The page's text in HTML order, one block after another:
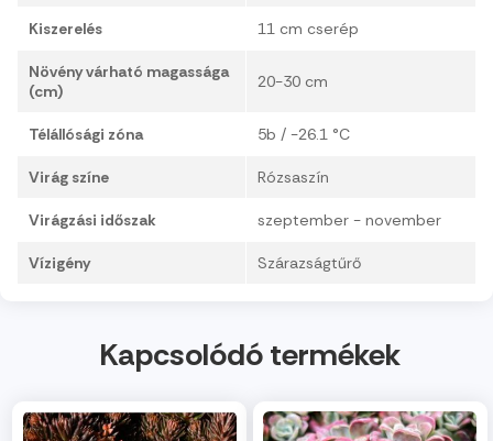
Kiszerelés 11 cm cserép
Növény várható magassága
(cm)
20-30 cm
Télállósági zóna 5b / -26.1 °C
Virág színe Rózsaszín
Virágzási időszak szeptember - november
Vízigény Szárazságtűrő
Kapcsolódó termékek